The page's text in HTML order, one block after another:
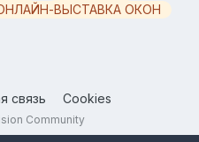
ВЫСТАВКА ОКОН
связь Cookies
Community